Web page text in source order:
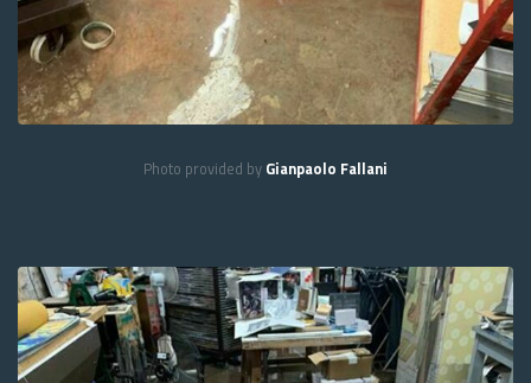
Photo provided by Gianpaolo Fallani